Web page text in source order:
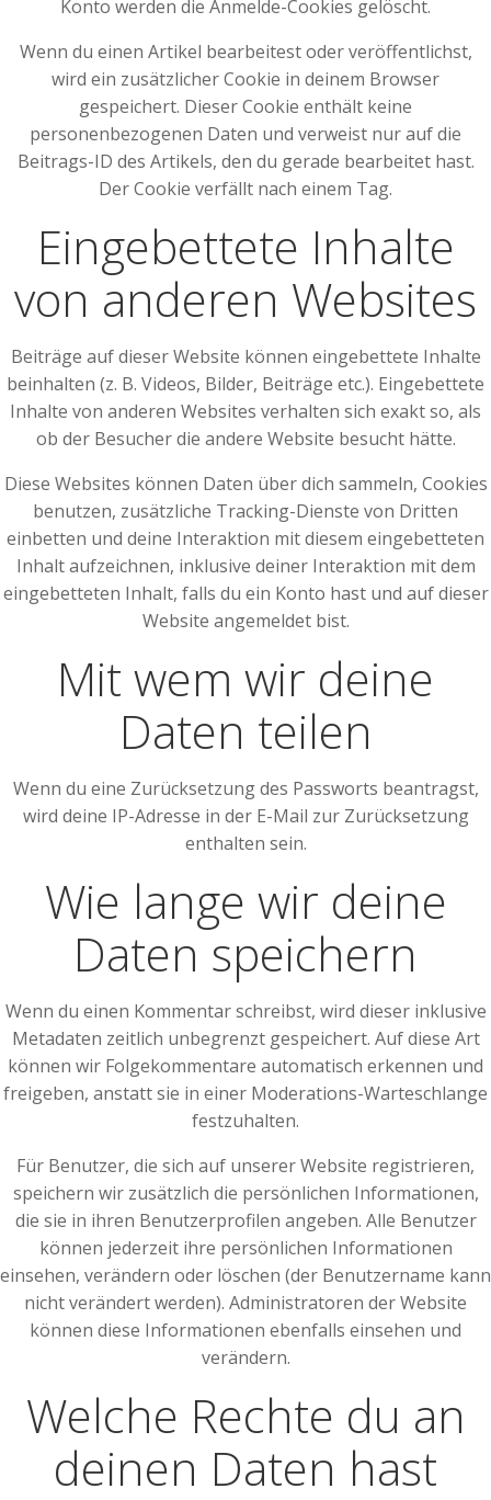
Konto werden die Anmelde-Cookies gelöscht.
Wenn du einen Artikel bearbeitest oder veröffentlichst,
wird ein zusätzlicher Cookie in deinem Browser
gespeichert. Dieser Cookie enthält keine
personenbezogenen Daten und verweist nur auf die
Beitrags-ID des Artikels, den du gerade bearbeitet hast.
Der Cookie verfällt nach einem Tag.
Eingebettete Inhalte
von anderen Websites
Beiträge auf dieser Website können eingebettete Inhalte
beinhalten (z. B. Videos, Bilder, Beiträge etc.). Eingebettete
Inhalte von anderen Websites verhalten sich exakt so, als
ob der Besucher die andere Website besucht hätte.
Diese Websites können Daten über dich sammeln, Cookies
benutzen, zusätzliche Tracking-Dienste von Dritten
einbetten und deine Interaktion mit diesem eingebetteten
Inhalt aufzeichnen, inklusive deiner Interaktion mit dem
eingebetteten Inhalt, falls du ein Konto hast und auf dieser
Website angemeldet bist.
Mit wem wir deine
Daten teilen
Wenn du eine Zurücksetzung des Passworts beantragst,
wird deine IP-Adresse in der E-Mail zur Zurücksetzung
enthalten sein.
Wie lange wir deine
Daten speichern
Wenn du einen Kommentar schreibst, wird dieser inklusive
Metadaten zeitlich unbegrenzt gespeichert. Auf diese Art
können wir Folgekommentare automatisch erkennen und
freigeben, anstatt sie in einer Moderations-Warteschlange
festzuhalten.
Für Benutzer, die sich auf unserer Website registrieren,
speichern wir zusätzlich die persönlichen Informationen,
die sie in ihren Benutzerprofilen angeben. Alle Benutzer
können jederzeit ihre persönlichen Informationen
einsehen, verändern oder löschen (der Benutzername kann
nicht verändert werden). Administratoren der Website
können diese Informationen ebenfalls einsehen und
verändern.
Welche Rechte du an
deinen Daten hast